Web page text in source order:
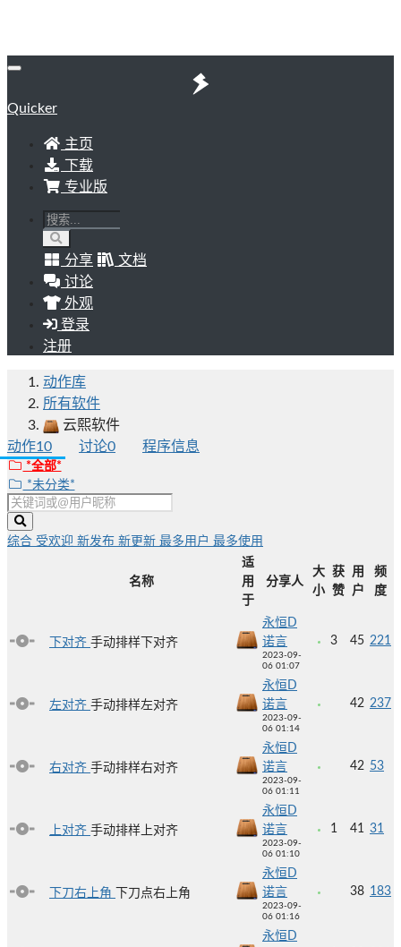
Quicker
主页
下载
专业版
分享
文档
讨论
外观
登录
注册
动作库
所有软件
云熙软件
动作10 讨论0 程序信息
*全部*
*未分类*
综合 受欢迎 新发布 新更新 最多用户 最多使用
名称
适
用
于
分享人
大
小
获
赞
用
户
频
度
下对齐 手动排样下对齐
永恒D
诺言
2023-09-
06 01:07
3 45 221
左对齐 手动排样左对齐
永恒D
诺言
2023-09-
06 01:14
42 237
右对齐 手动排样右对齐
永恒D
诺言
2023-09-
06 01:11
42 53
上对齐 手动排样上对齐
永恒D
诺言
2023-09-
06 01:10
1 41 31
下刀右上角 下刀点右上角
永恒D
诺言
2023-09-
06 01:16
38 183
永恒D